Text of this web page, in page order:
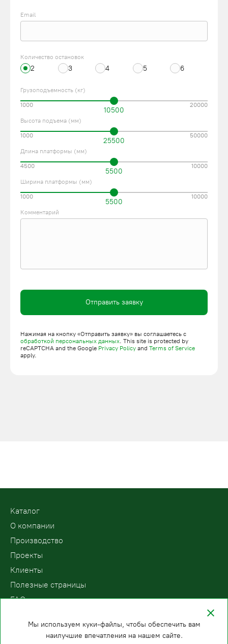
Email
Количество остановок
2 3 4 5 6
Грузоподъемность (кг)
10500
1000 20000
Высота подъема (мм)
25500
1000 50000
Длина платформы (мм)
5500
4500 10000
Ширина платформы (мм)
5500
1000 10000
Комментарий
Отправить заявку
Нажимая на кнопку «Отправить заявку» вы соглашаетесь с
обработкой персональных данных. This site is protected by
reCAPTCHA and the Google Privacy Policy and Terms of Service
apply.
Kаталог
О компании
Производство
Проекты
Клиенты
Полезные страницы
FAQ
Мы используем куки-файлы, чтобы обеспечить вам
наилучшие впечатления на нашем сайте.